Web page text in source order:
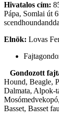
Hivatalos cím:
Pápa, Somlai út
Elnök: Lovas
Gondozott
Hound, Beagle,
Dalmata, Alpok-
Basset, Basset